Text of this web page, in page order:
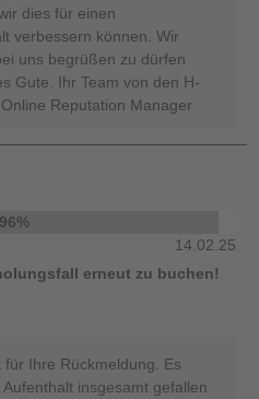
dies für einen
verbessern können. Wir
uns begrüßen zu dürfen
Gute. Ihr Team von den H-
Reputation Manager
96%
14.02.25
erneut zu buchen!
Ihre Rückmeldung. Es
insgesamt gefallen